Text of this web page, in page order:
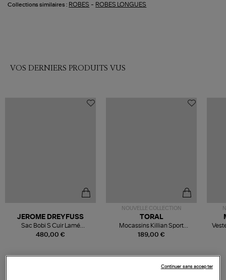
Collections similaires : ROBES - ROBES LONGUES
VOS DERNIERS PRODUITS VUS
480,00 €
JEROME DREYFUSS
Sac Bobi S Cuir Lamé
Champagne
NOUVELLE COLLECTION
189,00 €
TORAL
Mocassins Killian Sport
Mousse
Continuer sans accepter